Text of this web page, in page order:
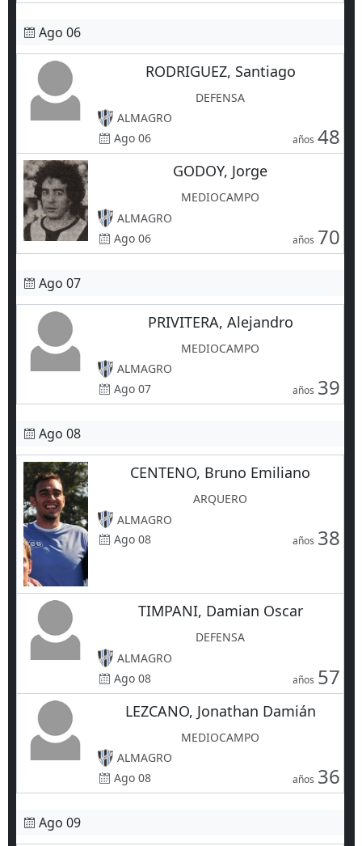
Ago 06
RODRIGUEZ, Santiago
DEFENSA
ALMAGRO
Ago 06
años 48
GODOY, Jorge
MEDIOCAMPO
ALMAGRO
Ago 06
años 70
Ago 07
PRIVITERA, Alejandro
MEDIOCAMPO
ALMAGRO
Ago 07
años 39
Ago 08
CENTENO, Bruno Emiliano
ARQUERO
ALMAGRO
Ago 08
años 38
TIMPANI, Damian Oscar
DEFENSA
ALMAGRO
Ago 08
años 57
LEZCANO, Jonathan Damián
MEDIOCAMPO
ALMAGRO
Ago 08
años 36
Ago 09